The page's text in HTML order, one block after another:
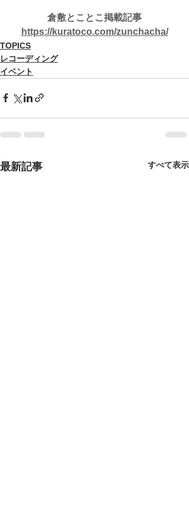
倉敷とことこ掲載記事
https://kuratoco.com/zunchacha/
TOPICS
レコーディング
イベント
最新記事 すべて表示